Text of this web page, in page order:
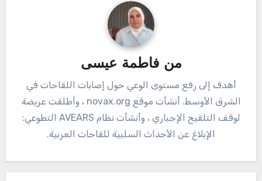
منفاطمة عيسى
أهدف إلى رفع مستوى الوعي حول إصابات اللقاحات في
الشرق الأوسط. أنشأت موقع novax.org ، وأطلقت عريضة
لوقف التلقيح الإجباري ، وأنشأت نظام AVEARS التطوعي:
الإبلاغ عن الأحداث السلبية للقاحات العربية.